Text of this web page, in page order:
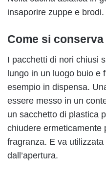
insaporire zuppe e brodi.
Come si conserva
I pacchetti di nori chiusi
lungo in un luogo buio e
esempio in dispensa.
essere messo in un
un sacchetto di plastica
chiudere ermeticamente
fragranza. E va
dall’apertura.